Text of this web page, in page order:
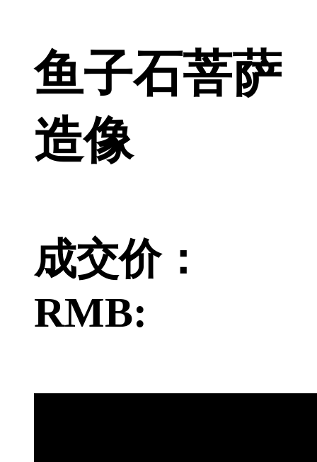
鱼子石菩萨
造像
成交价：
RMB: